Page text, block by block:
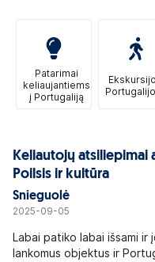
Patarimai
keliaujantiems
į Portugaliją
Keliautojų atsiliepimai
Poilsis ir kultūra
Snieguolė
2025-09-05
Labai patiko labai išsami
lankomus objektus ir